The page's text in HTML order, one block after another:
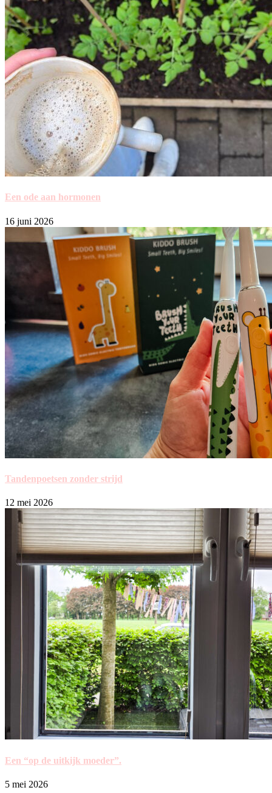
Een ode aan hormonen
16 juni 2026
Tandenpoetsen zonder strijd
12 mei 2026
Een “op de uitkijk moeder”.
5 mei 2026